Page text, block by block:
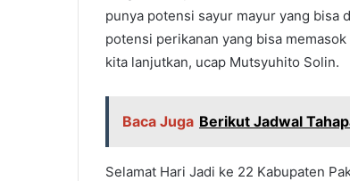
punya potensi sayur mayur yang bisa
potensi perikanan yang bisa
kita lanjutkan, ucap Mutsyuhito Solin.
Baca Juga Berikut Jadwal
Selamat Hari Jadi ke 22 Kabupaten